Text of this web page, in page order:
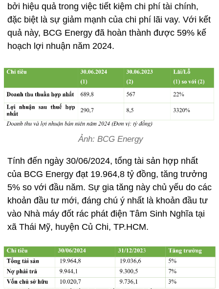
bởi hiệu quả trong việc tiết kiệm chi phí tài chính,
đặc biệt là sự giảm mạnh của chi phí lãi vay. Với kết
quả này, BCG Energy đã hoàn thành được 59% kế
hoạch lợi nhuận năm 2024.
Ảnh: BCG Energy
Tính đến ngày 30/06/2024, tổng tài sản hợp nhất
của BCG Energy đạt 19.964,8 tỷ đồng, tăng trưởng
5% so với đầu năm. Sự gia tăng này chủ yếu do các
khoản đầu tư mới, đáng chú ý nhất là khoản đầu tư
vào Nhà máy đốt rác phát điện Tâm Sinh Nghĩa tại
xã Thái Mỹ, huyện Củ Chi, TP.HCM.